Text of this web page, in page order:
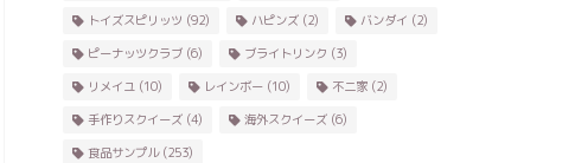
トイズスピリッツ (92) ハピンズ(2) バンダイ (2)
ピーナッツクラブ(6) ブライトリンク (3)
リメイユ(10) レインボー(10) 不二家(2)
手作りスクイーズ(4) 海外スクイーズ(6)
食品サンプル(253)